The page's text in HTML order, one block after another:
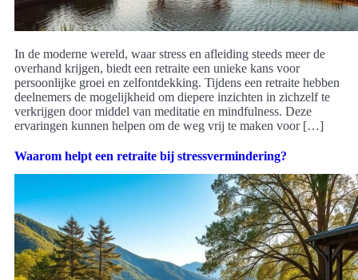
In de moderne wereld, waar stress en afleiding steeds meer de
overhand krijgen, biedt een retraite een unieke kans voor
persoonlijke groei en zelfontdekking. Tijdens een retraite hebben
deelnemers de mogelijkheid om diepere inzichten in zichzelf te
verkrijgen door middel van meditatie en mindfulness. Deze
ervaringen kunnen helpen om de weg vrij te maken voor […]
Waarom helpt een retraite bij stressvermindering?